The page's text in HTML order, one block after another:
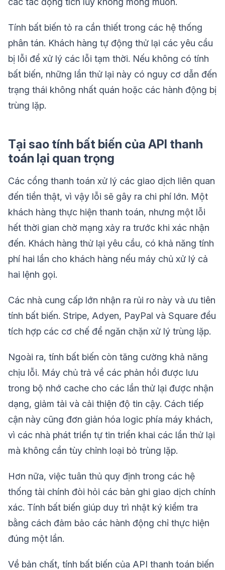
Tính bất biến tỏ ra cần thiết trong các hệ thống
phân tán. Khách hàng tự động thử lại các yêu cầu
bị lỗi để xử lý các lỗi tạm thời. Nếu không có tính
bất biến, những lần thử lại này có nguy cơ dẫn đến
trạng thái không nhất quán hoặc các hành động bị
trùng lặp.
Tại sao tính bất biến của API thanh
toán lại quan trọng
Các cổng thanh toán xử lý các giao dịch liên quan
đến tiền thật, vì vậy lỗi sẽ gây ra chi phí lớn. Một
khách hàng thực hiện thanh toán, nhưng một lỗi
hết thời gian chờ mạng xảy ra trước khi xác nhận
đến. Khách hàng thử lại yêu cầu, có khả năng tính
phí hai lần cho khách hàng nếu máy chủ xử lý cả
hai lệnh gọi.
Các nhà cung cấp lớn nhận ra rủi ro này và ưu tiên
tính bất biến. Stripe, Adyen, PayPal và Square đều
tích hợp các cơ chế để ngăn chặn xử lý trùng lặp.
Ngoài ra, tính bất biến còn tăng cường khả năng
chịu lỗi. Máy chủ trả về các phản hồi được lưu
trong bộ nhớ cache cho các lần thử lại được nhận
dạng, giảm tải và cải thiện độ tin cậy. Cách tiếp
cận này cũng đơn giản hóa logic phía máy khách,
vì các nhà phát triển tự tin triển khai các lần thử lại
mà không cần tùy chỉnh loại bỏ trùng lặp.
Hơn nữa, việc tuân thủ quy định trong các hệ
thống tài chính đòi hỏi các bản ghi giao dịch chính
xác. Tính bất biến giúp duy trì nhật ký kiểm tra
bằng cách đảm bảo các hành động chỉ thực hiện
đúng một lần.
Về bản chất, tính bất biến của API thanh toán biến